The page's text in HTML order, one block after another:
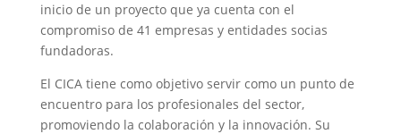
inicio de un proyecto que ya cuenta con el
compromiso de 41 empresas y entidades socias
fundadoras.
El CICA tiene como objetivo servir como un punto de
encuentro para los profesionales del sector,
promoviendo la colaboración y la innovación. Su